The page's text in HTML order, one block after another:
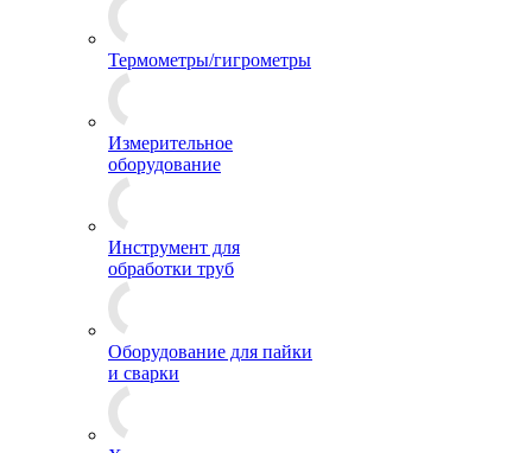
Термометры/гигрометры
Измерительное
оборудование
Инструмент для
обработки труб
Оборудование для пайки
и сварки